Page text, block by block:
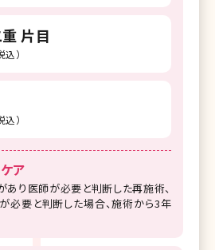
片目
込）
込）
ア
あり医師が必要と判断した再施術、
必要と判断した場合、施術から3年